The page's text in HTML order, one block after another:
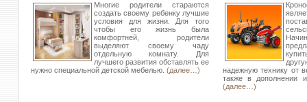
Многие родители стараются
создать своему ребенку лучшие
условия для жизни. Для того
чтобы его жизнь была
комфортней, родители
выделяют своему чаду
отдельную комнату. Для
лучшего развития обставлять ее
нужно специальной детской мебелью. (далее…)
надежную технику от
также в дополнении
(далее…)